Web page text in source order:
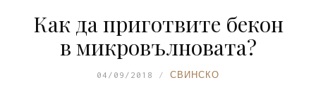
Как да приготвите бекон
в микровълновата?
04/09/2018 СВИНСКО